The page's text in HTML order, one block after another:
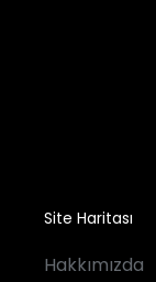
Site Haritası
Hakkımızda